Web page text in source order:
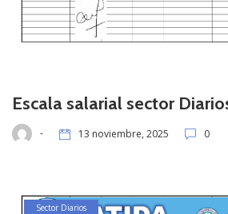
Escala salarial sector
- 13 noviembre, 2025 0
Sector Diarios